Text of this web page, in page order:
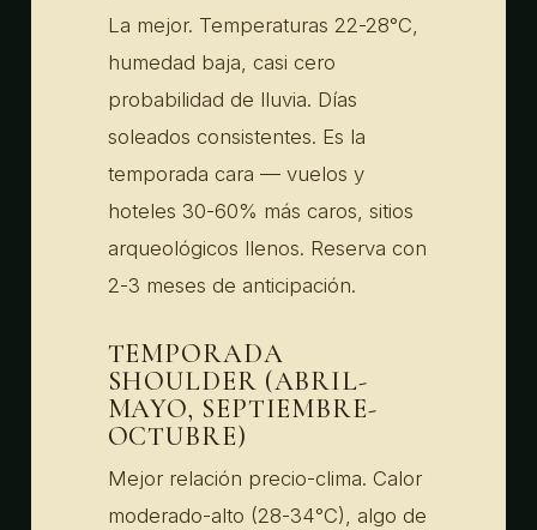
La mejor. Temperaturas 22-28°C,
humedad baja, casi cero
probabilidad de lluvia. Días
soleados consistentes. Es la
temporada cara — vuelos y
hoteles 30-60% más caros, sitios
arqueológicos llenos. Reserva con
2-3 meses de anticipación.
TEMPORADA
SHOULDER (ABRIL-
MAYO, SEPTIEMBRE-
OCTUBRE)
Mejor relación precio-clima. Calor
moderado-alto (28-34°C), algo de